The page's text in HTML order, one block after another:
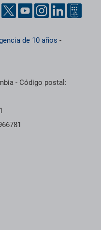
de 10 años -
- Código postal: